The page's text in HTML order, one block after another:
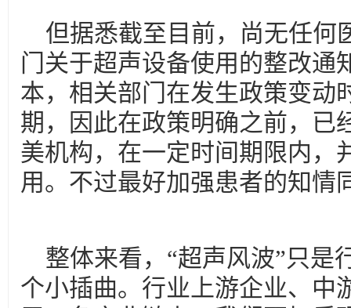
但据悉截至目前，尚无任何
门关于超声设备使用的整改通
本，相关部门在发生政策变动
期，因此在政策明确之前，已
美机构，在一定时间期限内，
用。不过最好加强患者的知情
整体来看，“超声风波”只是
个小插曲。行业上游企业、中